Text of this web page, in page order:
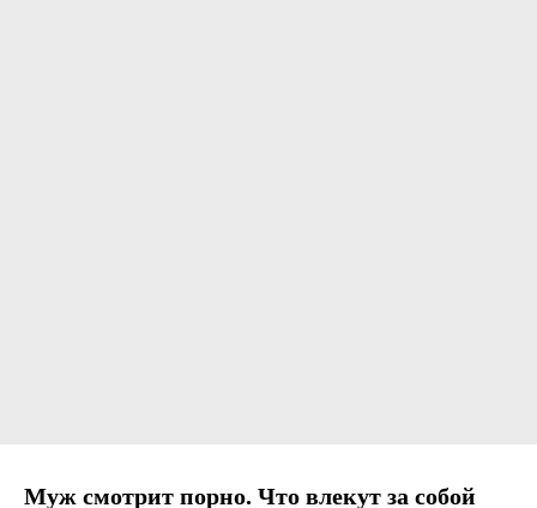
Муж смотрит порно. Что влекут за собой